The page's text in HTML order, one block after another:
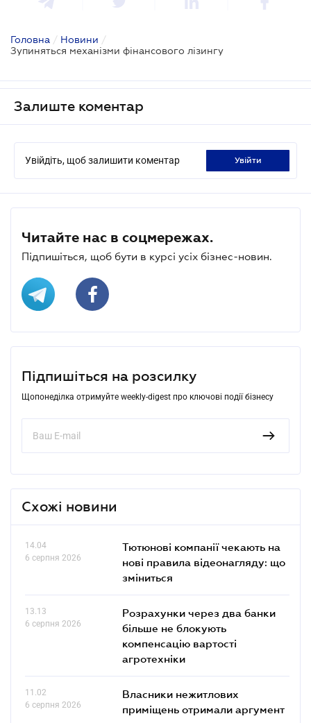
Головна / Новини /
Зупиняться механізми фінансового лізингу
Залиште коментар
Увійдіть, щоб залишити коментар увійти
Читайте нас в соцмережах.
Підпишіться, щоб бути в курсі усіх бізнес-новин.
Підпишіться на розсилку
Щопонеділка отримуйте weekly-digest про ключові події бізнесу
Схожі новини
14.04
6 серпня 2026
Тютюнові компанії чекають на
нові правила відеонагляду: що
зміниться
13.13
6 серпня 2026
Розрахунки через два банки
більше не блокують
компенсацію вартості
агротехніки
11.02
6 серпня 2026
Власники нежитлових
приміщень отримали аргумент